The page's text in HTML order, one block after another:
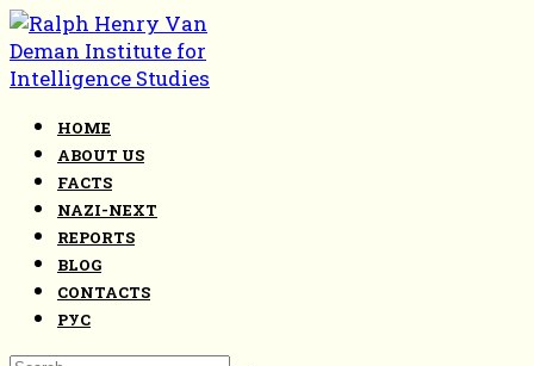
Skip
to
content
HOME
ABOUT US
FACTS
NAZI-NEXT
REPORTS
BLOG
CONTACTS
РУС